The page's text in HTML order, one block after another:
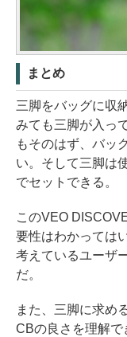
まとめ
三脚をバッグに収
みても三脚が入っ
もそのはず、バッ
い。そして三脚は
でセットできる。
このVEO
要性はわかっては
考えているユーザ
だ。
また、三脚に求め
CBの良さを理解で